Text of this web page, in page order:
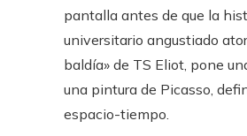
pantalla antes de que la
universitario angustiado
baldía» de TS Eliot, pone
una pintura de Picasso,
espacio-tiempo.